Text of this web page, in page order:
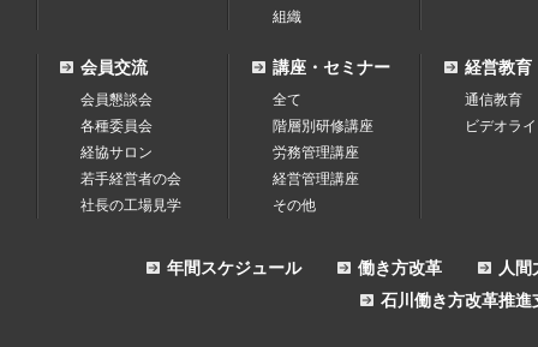
組織
会員交流
会員懇談会
各種委員会
経協サロン
若手経営者の会
社長の工場見学
講座・セミナー
全て
階層別研修講座
労務管理講座
経営管理講座
その他
経営教育
通信教育
ビデオラ
人
働き方改革
年間スケジュール
石川働き方改革推進